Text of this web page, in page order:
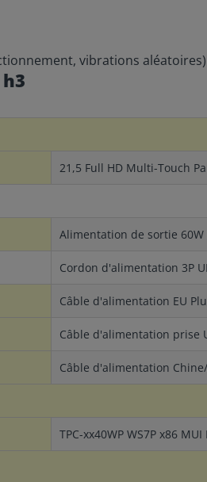
vibrations aléatoires)
21,5 Full HD Multi-Touch
Alimentation de sortie 60W
Cordon d'alimentation 3P
Câble d'alimentation EU
Câble d'alimentation prise
Câble d'alimentation
TPC-xx40WP WS7P x86